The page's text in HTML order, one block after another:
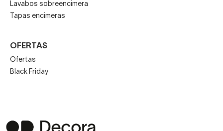
Lavabos sobreencimera
Tapas encimeras
OFERTAS
Ofertas
Black Friday